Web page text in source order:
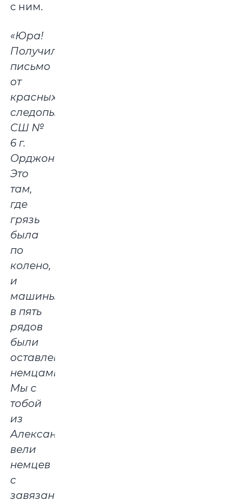
с ним.
«Юра!
Получил
письмо
от
красных
следопытов
СШ №
6 г.
Орджоникидзе.
Это
там,
где
грязь
была
по
колено,
и
машины
в пять
рядов
были
оставлены
немцами.
Мы с
тобой
из
Александровки
вели
немцев
с
завязанными